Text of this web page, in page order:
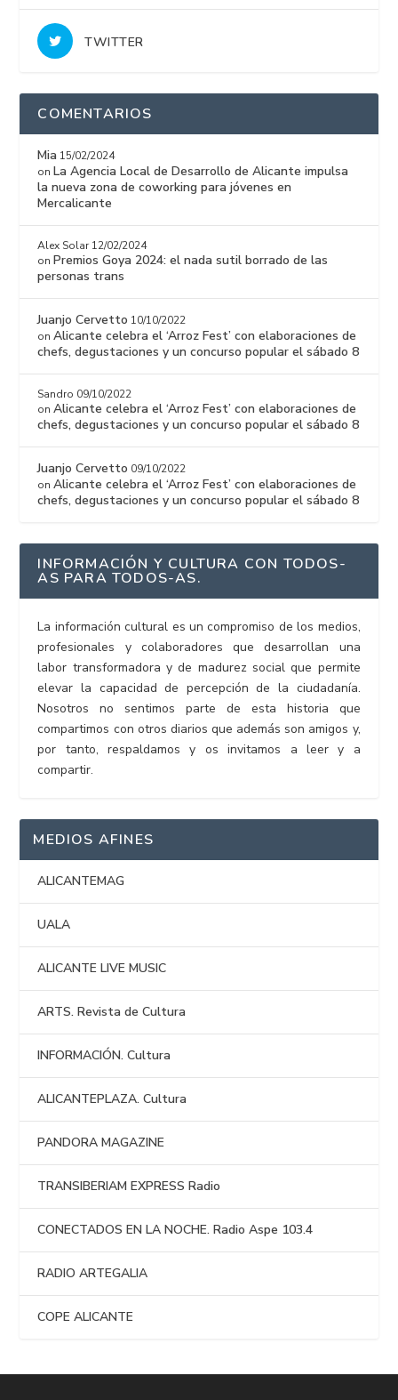
TWITTER
COMENTARIOS
Mia 15/02/2024
onLa Agencia Local de Desarrollo de Alicante impulsa
la nueva zona de coworking para jóvenes en
Mercalicante
Alex Solar 12/02/2024
onPremios Goya 2024: el nada sutil borrado de las
personas trans
Juanjo Cervetto 10/10/2022
onAlicante celebra el ‘Arroz Fest’ con elaboraciones de
chefs, degustaciones y un concurso popular el sábado 8
Sandro 09/10/2022
onAlicante celebra el ‘Arroz Fest’ con elaboraciones de
chefs, degustaciones y un concurso popular el sábado 8
Juanjo Cervetto 09/10/2022
onAlicante celebra el ‘Arroz Fest’ con elaboraciones de
chefs, degustaciones y un concurso popular el sábado 8
INFORMACIÓN Y CULTURA CON TODOS-
AS PARA TODOS-AS.
La información cultural es un compromiso de los medios,
profesionales y colaboradores que desarrollan una
labor transformadora y de madurez social que permite
elevar la capacidad de percepción de la ciudadanía.
Nosotros no sentimos parte de esta historia que
compartimos con otros diarios que además son amigos y,
por tanto, respaldamos y os invitamos a leer y a
compartir.
MEDIOS AFINES
ALICANTEMAG
UALA
ALICANTE LIVE MUSIC
ARTS. Revista de Cultura
INFORMACIÓN. Cultura
ALICANTEPLAZA. Cultura
PANDORA MAGAZINE
TRANSIBERIAM EXPRESS Radio
CONECTADOS EN LA NOCHE. Radio Aspe 103.4
RADIO ARTEGALIA
COPE ALICANTE